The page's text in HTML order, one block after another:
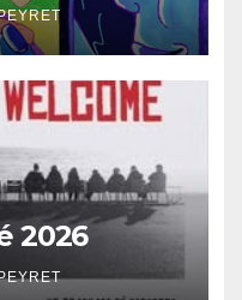
2026